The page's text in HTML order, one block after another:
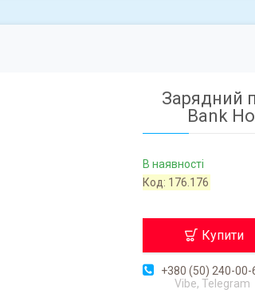
Зарядний
Bank
В наявності
Код: 176.176
Купити
+380 (50) 240-00-
Vibe, Telegram